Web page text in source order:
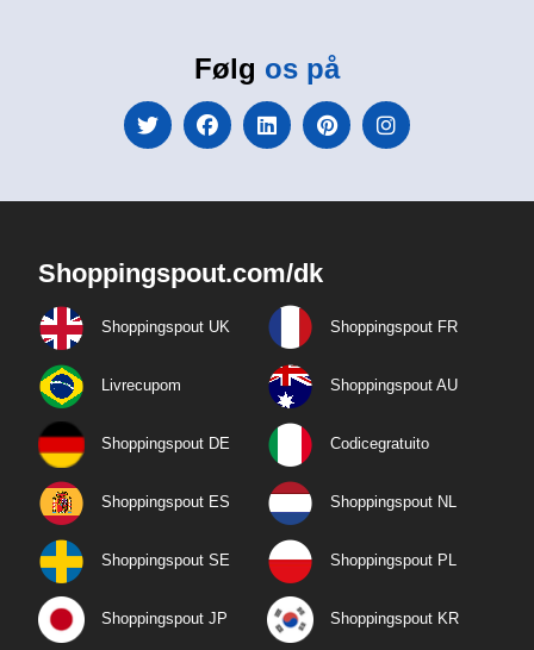
Følg os på
Shoppingspout.com/dk
Shoppingspout UK Shoppingspout FR
Livrecupom Shoppingspout AU
Shoppingspout DE Codicegratuito
Shoppingspout ES Shoppingspout NL
Shoppingspout SE Shoppingspout PL
Shoppingspout JP Shoppingspout KR